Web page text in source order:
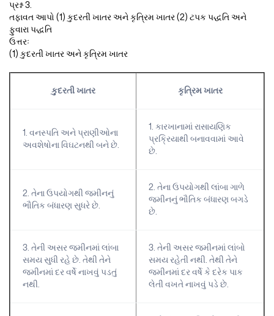
પ્રશ્ન 3.
તફાવત આપો (1) કુદરતી ખાતર અને કૃત્રિમ ખાતર (2) ટપક પદ્ધતિ અને
ફુવારા પદ્ધતિ
ઉત્તરઃ
(1) કુદરતી ખાતર અને કૃત્રિમ ખાતર
કુદરતી ખાતર કૃત્રિમ ખાતર
1. વનસ્પતિ અને પ્રાણીઓના
અવશેષોના વિઘટનથી બને છે.
1. કારખાનામાં રાસાયણિક
પ્રક્રિયાથી બનાવવામાં આવે
છે.
2. તેના ઉપયોગથી જમીનનું
ભૌતિક બંધારણ સુધરે છે.
2. તેના ઉપયોગથી લાંબા ગાળે
જમીનનું ભૌતિક બંધારણ બગડે
છે.
3. તેની અસર જમીનમાં લાંબા
સમય સુધી રહે છે. તેથી તેને
જમીનમાં દર વર્ષે નાખવું પડતું
નથી.
3. તેની અસર જમીનમાં લાંબો
સમય રહેતી નથી. તેથી તેને
જમીનમાં દર વર્ષે કે દરેક પાક
લેતી વખતે નાખવું પડે છે.